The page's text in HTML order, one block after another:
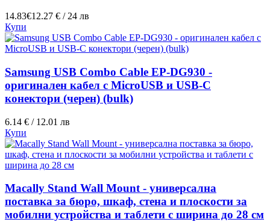
14.83€12.27 € / 24 лв
Купи
Samsung USB Combo Cable EP-DG930 -
оригинален кабел с MicroUSB и USB-C
конектори (черен) (bulk)
6.14 € / 12.01 лв
Купи
Macally Stand Wall Mount - универсална
поставка за бюро, шкаф, стена и плоскости за
мобилни устройства и таблети с ширина до 28 см